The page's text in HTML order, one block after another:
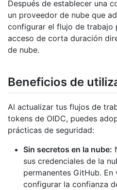
Después de establecer una
un proveedor de nube que
configurar el flujo de trabajo
acceso de corta duración
de nube.
Beneficios de
Al actualizar tus flujos de
tokens de OIDC, puedes
prácticas de seguridad:
Sin secretos en la nube:
sus credenciales de la
permanentes GitHub.
configurar la confianza